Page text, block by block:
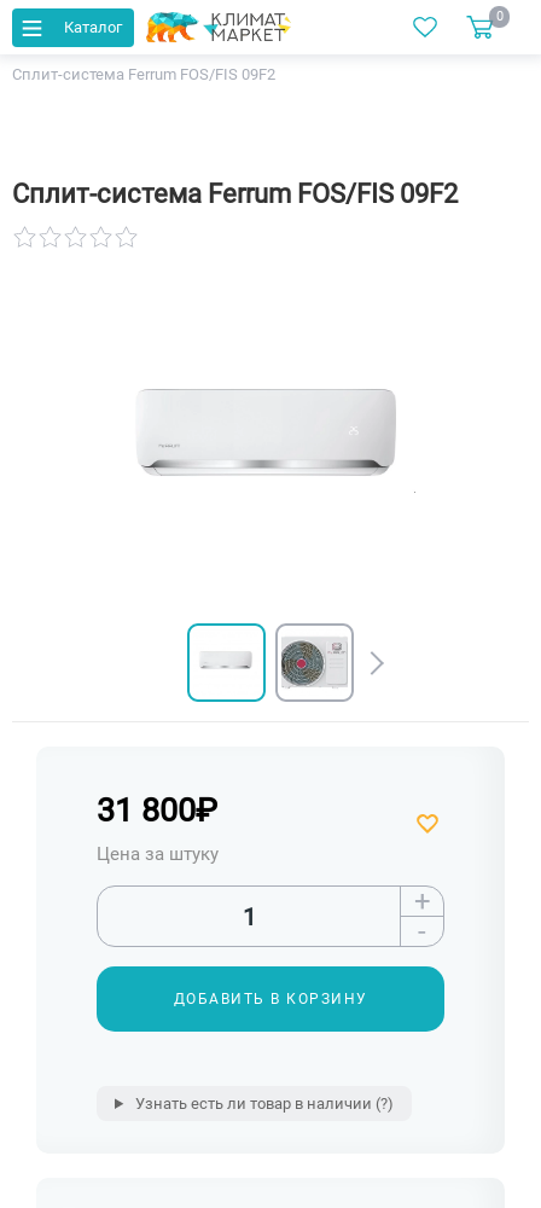
Каталог
0
Главная Каталог
Кондиционеры
Сплит-система Ferrum FOS/FIS 09F2
Сплит-система Ferrum FOS/FIS 09F2
31 800₽
Цена за штуку
+
-
ДОБАВИТЬ В КОРЗИНУ
Узнать есть ли товар в наличии (?)